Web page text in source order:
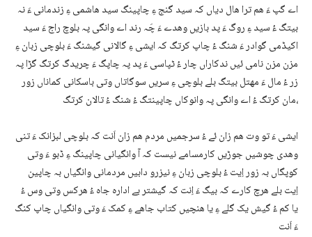
اے گپ ءَ ھم ترا ھال دیاں کہ سید گنج ءِ چاپینگ سید ھاشمی ءِ زندمانی ءَ نہ
بیتگ ءُ سید ءِ روگ ءَ پد بازیں وھدے ءَ چَہ رند اے وانگی پہ بلوچ راج ءَ سید
اکیڈمی گوادر ءَ شنگ ءُ چاپ کرتگ کہ ایشی ءِ گالانی گیشنگ ءَ بلوچی زبان ءِ
مزن مزن نامی ئیں ندکاراں چار ءُ ٹپاسی ءَ پد پہ چاپگ ءَ چریدگ کرتگ گڑا پہ
زر ءُ مال ءَ مھتل بیتگ بلے بلوچی ءِ سریں سوگاتاں وتی باسکانی کماناں زور
مان کرتگ ءُ اے وانگی پہ وانوکاں چاپینتگ ءُ شنگ ءُ تالان کرتگ،
ایشی ءَ تو وت ھم زان ئے ءُ سرجمیں مردم ھم زان اَنت کہ بلوچی لبزانک ءَ تنی
وھدی چوشیں جوڑیں کارمسامے نیست کہ آ وانگیانی چاپینگ ءِ ڈبو ءَ وتی
کوپگاں بہ زور اِیت ءُ بلوچی زبان ءِ نیزرو دابیں مردمانی وانگیاں بہ چاپین
اِیت بلے ھرچ کارے کہ بیگ ءَ اِنت کہ گیشتر بے ادارہ جاہ ءُ ھرکس وتی وس ءُ
یا کم ءُ گیش یک گلے ءِ یا ھنچیں کتاب جاھے ءِ کمک ءَ وتی وانگیاں چاپ کنگ
ءَ اَنت